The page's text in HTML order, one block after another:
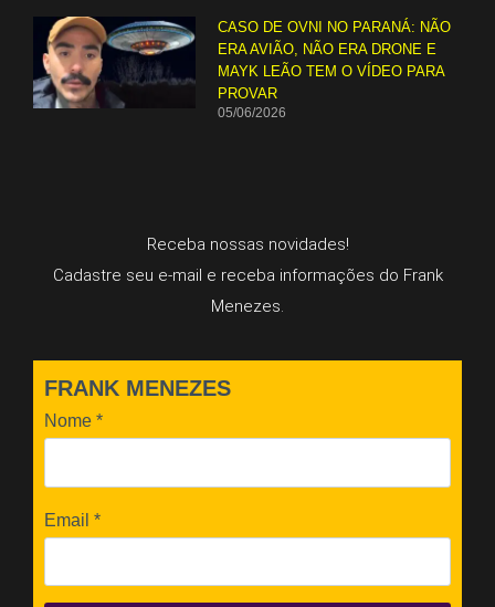
CASO DE OVNI NO PARANÁ: NÃO
ERA AVIÃO, NÃO ERA DRONE E
MAYK LEÃO TEM O VÍDEO PARA
PROVAR
05/06/2026
Receba nossas novidades!
Cadastre seu e-mail e receba informações do Frank
Menezes.
FRANK MENEZES
Nome *
Email *